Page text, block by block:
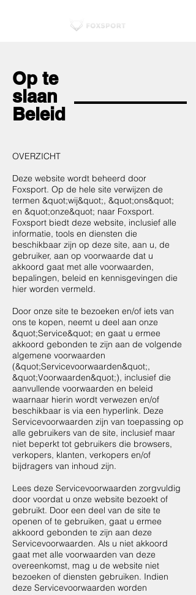
Op te
slaan
Beleid
OVERZICHT
Deze website wordt beheerd door
Foxsport. Op de hele site verwijzen de
termen &quot;wij&quot;, &quot;ons&quot;
en &quot;onze&quot; naar Foxsport.
Foxsport biedt deze website, inclusief alle
informatie, tools en diensten die
beschikbaar zijn op deze site, aan u, de
gebruiker, aan op voorwaarde dat u
akkoord gaat met alle voorwaarden,
bepalingen, beleid en kennisgevingen die
hier worden vermeld.
Door onze site te bezoeken en/of iets van
ons te kopen, neemt u deel aan onze
&quot;Service&quot; en gaat u ermee
akkoord gebonden te zijn aan de volgende
algemene voorwaarden
(&quot;Servicevoorwaarden&quot;,
&quot;Voorwaarden&quot;), inclusief die
aanvullende voorwaarden en beleid
waarnaar hierin wordt verwezen en/of
beschikbaar is via een hyperlink. Deze
Servicevoorwaarden zijn van toepassing op
alle gebruikers van de site, inclusief maar
niet beperkt tot gebruikers die browsers,
verkopers, klanten, verkopers en/of
bijdragers van inhoud zijn.
Lees deze Servicevoorwaarden zorgvuldig
door voordat u onze website bezoekt of
gebruikt. Door een deel van de site te
openen of te gebruiken, gaat u ermee
akkoord gebonden te zijn aan deze
Servicevoorwaarden. Als u niet akkoord
gaat met alle voorwaarden van deze
overeenkomst, mag u de website niet
bezoeken of diensten gebruiken. Indien
deze Servicevoorwaarden worden